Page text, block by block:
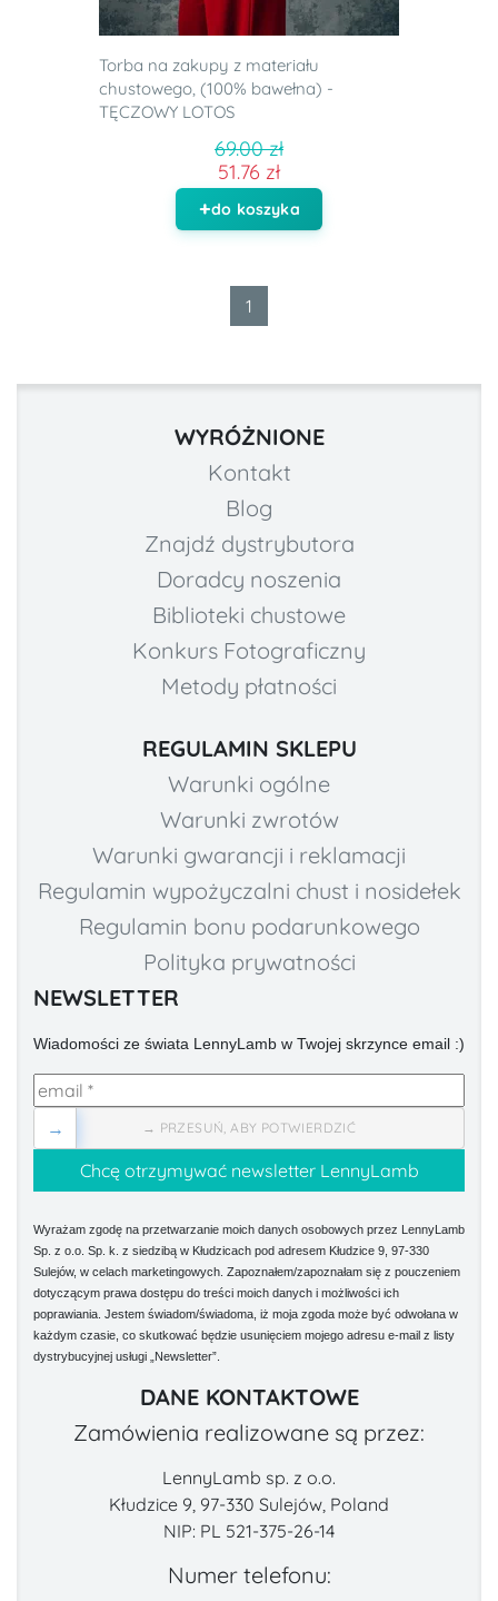
Torba na zakupy z materiału
chustowego, (100% bawełna) -
TĘCZOWY LOTOS
69.00 zł
51.76 zł
do koszyka
1
WYRÓŻNIONE
Kontakt
Blog
Znajdź dystrybutora
Doradcy noszenia
Biblioteki chustowe
Konkurs Fotograficzny
Metody płatności
REGULAMIN SKLEPU
Warunki ogólne
Warunki zwrotów
Warunki gwarancji i reklamacji
Regulamin wypożyczalni chust i nosidełek
Regulamin bonu podarunkowego
Polityka prywatności
NEWSLETTER
Wiadomości ze świata LennyLamb w Twojej skrzynce email :)
→ PRZESUŃ, ABY POTWIERDZIĆ
→
Wyrażam zgodę na przetwarzanie moich danych osobowych przez LennyLamb
Sp. z o.o. Sp. k. z siedzibą w Kłudzicach pod adresem Kłudzice 9, 97-330
Sulejów, w celach marketingowych. Zapoznałem/zapoznałam się z pouczeniem
dotyczącym prawa dostępu do treści moich danych i możliwości ich
poprawiania. Jestem świadom/świadoma, iż moja zgoda może być odwołana w
każdym czasie, co skutkować będzie usunięciem mojego adresu e-mail z listy
dystrybucyjnej usługi „Newsletter”.
DANE KONTAKTOWE
Zamówienia realizowane są przez:
LennyLamb sp. z o.o.
Kłudzice 9, 97-330 Sulejów, Poland
NIP: PL 521-375-26-14
Numer telefonu: